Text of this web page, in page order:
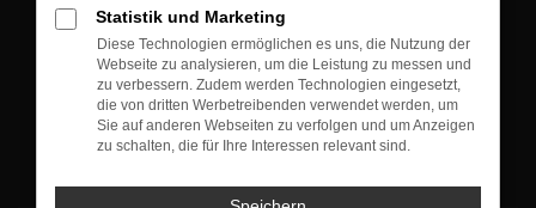
4,8
100%Weiterempfehlungen
Statistik und Marketing
Diese Technologien ermöglichen es uns, die Nutzung der
Webseite zu analysieren, um die Leistung zu messen und
zu verbessern. Zudem werden Technologien eingesetzt,
die von dritten Werbetreibenden verwendet werden, um
Sie auf anderen Webseiten zu verfolgen und um Anzeigen
zu schalten, die für Ihre Interessen relevant sind.